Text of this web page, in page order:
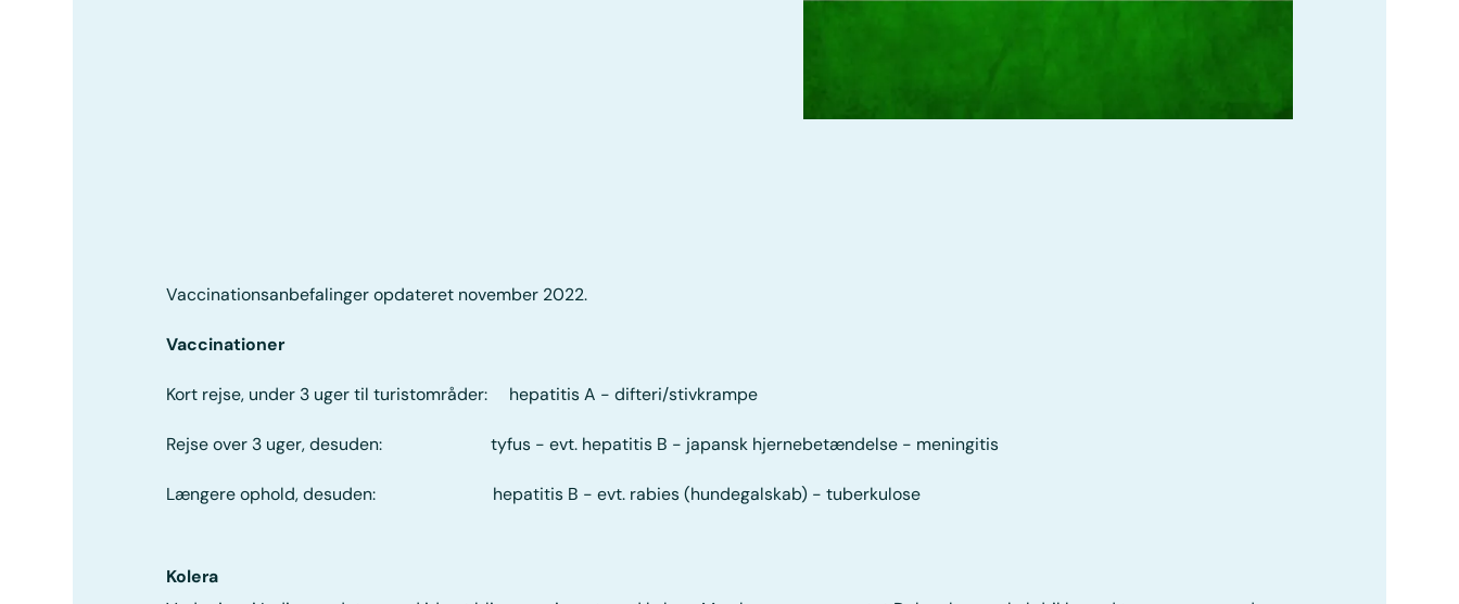
Vaccinationsanbefalinger opdateret november 2022.
Vaccinationer
Kort rejse, under 3 uger til turistområder: hepatitis A - difteri/stivkrampe
Rejse over 3 uger, desuden: tyfus - evt. hepatitis B - japansk hjernebetændelse - meningitis
Længere ophold, desuden: hepatitis B - evt. rabies (hundegalskab) - tuberkulose
Kolera